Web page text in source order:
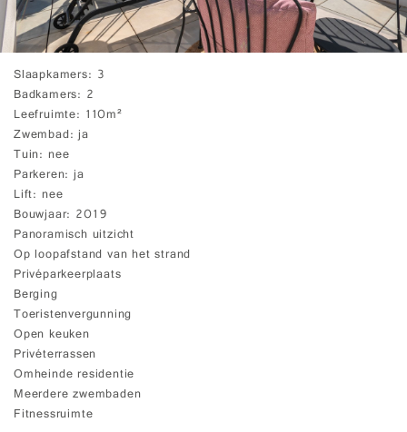
Slaapkamers 3
Badkamers 2
Leefruimte 110m²
Zwembad ja
Tuin nee
Parkeren ja
Lift nee
Bouwjaar 2019
Panoramisch uitzicht
Op loopafstand van het strand
Privéparkeerplaats
Berging
Toeristenvergunning
Open keuken
Privéterrassen
Omheinde residentie
Meerdere zwembaden
Fitnessruimte